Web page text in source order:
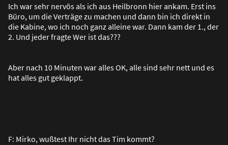
Ich war sehr nervös als ich aus Heilbronn hier ankam. Erst ins
Büro, um die Verträge zu machen und dann bin ich direkt in
die Kabine, wo ich noch ganz alleine war. Dann kam der 1., der
2. Und jeder fragte Wer ist das???
Aber nach 10 Minuten war alles OK, alle sind sehr nett und es
hat alles gut geklappt.
F: Mirko, wußtest Ihr nicht das Tim kommt?